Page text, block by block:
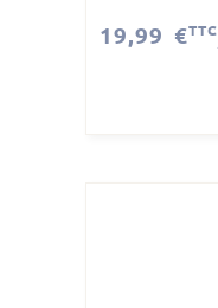
19,99 €TTC